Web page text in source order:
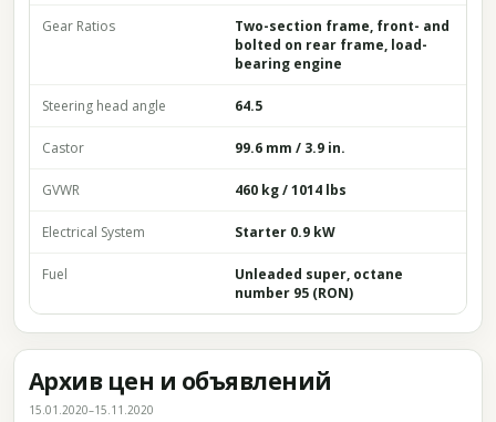
Gear Ratios
Two-section frame, front- and
bolted on rear frame, load-
bearing engine
Steering head angle 64.5
Castor 99.6 mm / 3.9 in.
GVWR 460 kg / 1014 lbs
Electrical System Starter 0.9 kW
Fuel
Unleaded super, octane
number 95 (RON)
Архив цен и объявлений
15.01.2020–15.11.2020